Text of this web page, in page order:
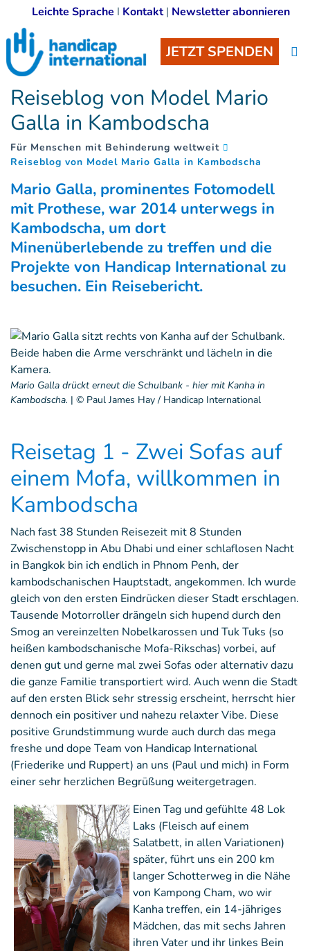
Leichte Sprache I Kontakt| Newsletter abonnieren
JETZT SPENDEN
Reiseblog von Model Mario
Galla in Kambodscha
Für Menschen mit Behinderung weltweit
Reiseblog von Model Mario Galla in Kambodscha
Mario Galla, prominentes Fotomodell
mit Prothese, war 2014 unterwegs in
Kambodscha, um dort
Minenüberlebende zu treffen und die
Projekte von Handicap International zu
besuchen. Ein Reisebericht.
Mario Galla drückt erneut die Schulbank - hier mit Kanha in
Kambodscha. | © Paul James Hay / Handicap International
Reisetag 1 - Zwei Sofas auf
einem Mofa, willkommen in
Kambodscha
Nach fast 38 Stunden Reisezeit mit 8 Stunden
Zwischenstopp in Abu Dhabi und einer schlaflosen Nacht
in Bangkok bin ich endlich in Phnom Penh, der
kambodschanischen Hauptstadt, angekommen. Ich wurde
gleich von den ersten Eindrücken dieser Stadt erschlagen.
Tausende Motorroller drängeln sich hupend durch den
Smog an vereinzelten Nobelkarossen und Tuk Tuks (so
heißen kambodschanische Mofa-Rikschas) vorbei, auf
denen gut und gerne mal zwei Sofas oder alternativ dazu
die ganze Familie transportiert wird. Auch wenn die Stadt
auf den ersten Blick sehr stressig erscheint, herrscht hier
dennoch ein positiver und nahezu relaxter Vibe. Diese
positive Grundstimmung wurde auch durch das mega
freshe und dope Team von Handicap International
(Friederike und Ruppert) an uns (Paul und mich) in Form
einer sehr herzlichen Begrüßung weitergetragen.
Einen Tag und gefühlte 48 Lok
Laks (Fleisch auf einem
Salatbett, in allen Variationen)
später, führt uns ein 200 km
langer Schotterweg in die Nähe
von Kampong Cham, wo wir
Kanha treffen, ein 14-jähriges
Mädchen, das mit sechs Jahren
ihren Vater und ihr linkes Bein